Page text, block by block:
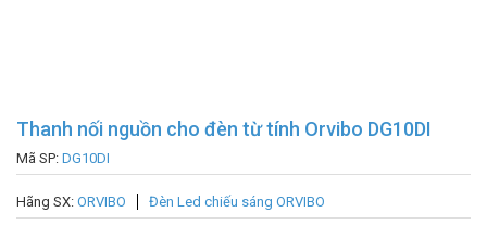
Thanh nối nguồn cho đèn từ tính Orvibo DG10DI
Mã SP: DG10DI
Hãng SX: ORVIBO Đèn Led chiếu sáng ORVIBO